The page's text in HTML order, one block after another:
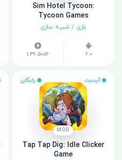
Sim Hotel Tycoon:
Tycoon Games
بازی / شبیه سازی
6.0
1.36.5086
آپدیت رایگان
MOD
Tap Tap Dig: Idle Clicker
Game